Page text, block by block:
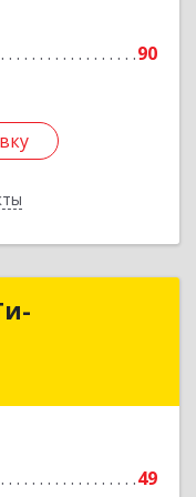
90
49
АйТи-
Подробнее